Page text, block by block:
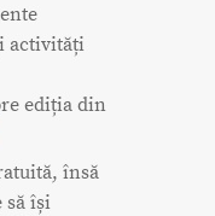
activități
ediția din
însă
își